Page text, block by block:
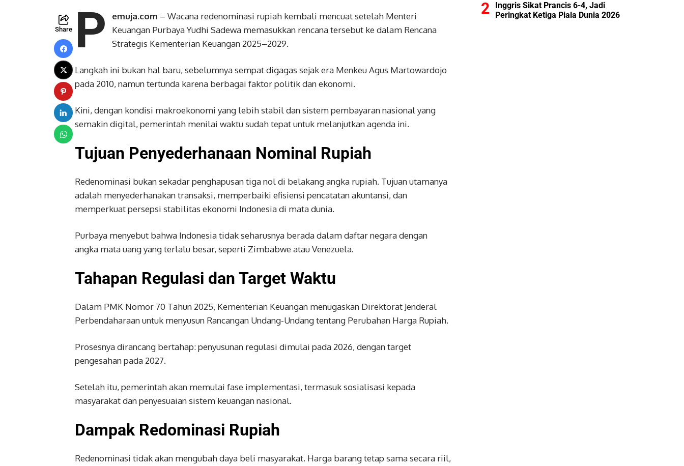
Share P emuja.com – Wacana redenominasi rupiah kembali mencuat setelah Menteri
Keuangan Purbaya Yudhi Sadewa memasukkan rencana tersebut ke dalam Rencana
Strategis Kementerian Keuangan 2025–2029.
Langkah ini bukan hal baru, sebelumnya sempat digagas sejak era Menkeu Agus Martowardojo
pada 2010, namun tertunda karena berbagai faktor politik dan ekonomi.
Kini, dengan kondisi makroekonomi yang lebih stabil dan sistem pembayaran nasional yang
semakin digital, pemerintah menilai waktu sudah tepat untuk melanjutkan agenda ini.
Tujuan Penyederhanaan Nominal Rupiah
Redenominasi bukan sekadar penghapusan tiga nol di belakang angka rupiah. Tujuan utamanya
adalah menyederhanakan transaksi, memperbaiki efisiensi pencatatan akuntansi, dan
memperkuat persepsi stabilitas ekonomi Indonesia di mata dunia.
Purbaya menyebut bahwa Indonesia tidak seharusnya berada dalam daftar negara dengan
angka mata uang yang terlalu besar, seperti Zimbabwe atau Venezuela.
Tahapan Regulasi dan Target Waktu
Dalam PMK Nomor 70 Tahun 2025, Kementerian Keuangan menugaskan Direktorat Jenderal
Perbendaharaan untuk menyusun Rancangan Undang-Undang tentang Perubahan Harga Rupiah.
Prosesnya dirancang bertahap: penyusunan regulasi dimulai pada 2026, dengan target
pengesahan pada 2027.
Setelah itu, pemerintah akan memulai fase implementasi, termasuk sosialisasi kepada
masyarakat dan penyesuaian sistem keuangan nasional.
Dampak Redominasi Rupiah
Redenominasi tidak akan mengubah daya beli masyarakat. Harga barang tetap sama secara riil,
Inggris Sikat Prancis 6-4, Jadi
Peringkat Ketiga Piala Dunia 2026